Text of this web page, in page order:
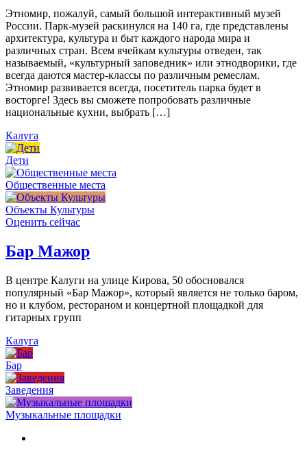
Этномир, пожалуй, самый большой интерактивный музей
России. Парк-музей раскинулся на 140 га, где представлены
архитектура, культура и быт каждого народа мира и
различных стран. Всем ячейкам культуры отведен, так
называемый, «культурный заповедник» или этнодворики, где
всегда даются мастер-классы по различным ремеслам.
Этномир развивается всегда, посетитель парка будет в
восторге! Здесь вы сможете попробовать различные
национальные кухни, выбрать […]
Калуга
Дети
Общественные места
Объекты Культуры
Оценить сейчас
Бар Мажор
В центре Калуги на улице Кирова, 50 обосновался
популярный «Бар Мажор», который является не только баром,
но и клубом, рестораном и концертной площадкой для
гитарных групп
Калуга
Бар
Заведения
Музыкальные площадки